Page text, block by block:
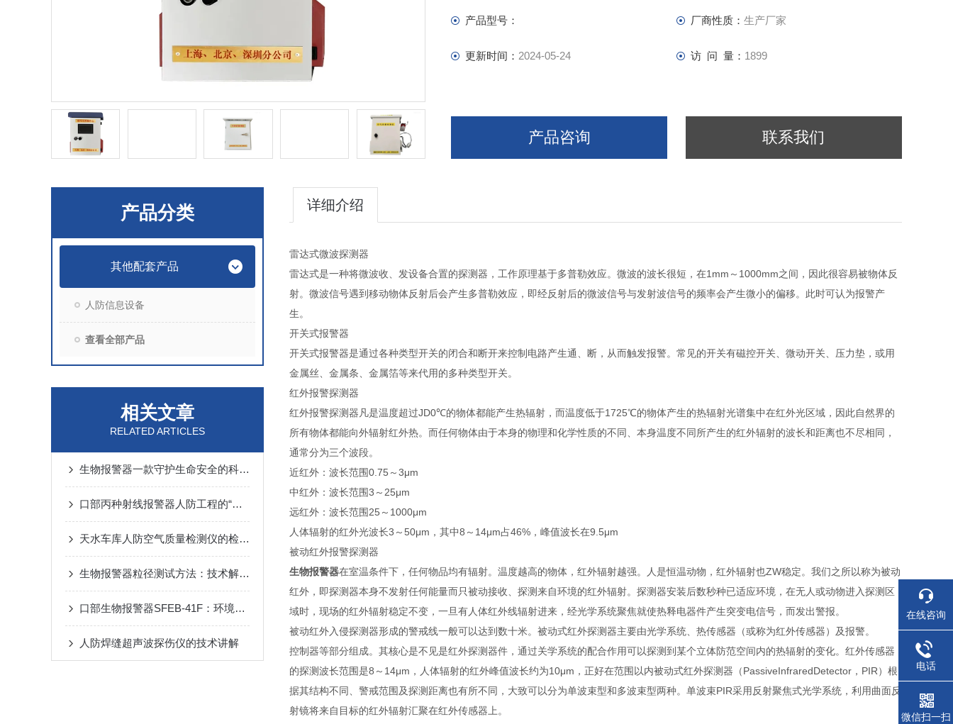
产品型号： 厂商性质： 生产厂家
更新时间： 2024-05-24 访 问 量： 1899
产品咨询 联系我们
产品分类
其他配套产品
人防信息设备
查看全部产品
相关文章
RELATED ARTICLES
生物报警器一款守护生命安全的科技哨兵
口部丙种射线报警器人防工程的“核生化”哨兵
天水车库人防空气质量检测仪的检测方法
生物报警器粒径测试方法：技术解析与应用要点
口部生物报警器SFEB-41F：环境生物因素变化的守护者
人防焊缝超声波探伤仪的技术讲解
详细介绍
雷达式微波探测器
雷达式是一种将微波收、发设备合置的探测器，工作原理基于多普勒效应。微波的波长很短，在1mm～1000mm之间，因此很容易被物体反
射。微波信号遇到移动物体反射后会产生多普勒效应，即经反射后的微波信号与发射波信号的频率会产生微小的偏移。此时可认为报警产
生。
开关式报警器
开关式报警器是通过各种类型开关的闭合和断开来控制电路产生通、断，从而触发报警。常见的开关有磁控开关、微动开关、压力垫，或用
金属丝、金属条、金属箔等来代用的多种类型开关。
红外报警探测器
红外报警探测器凡是温度超过JD0℃的物体都能产生热辐射，而温度低于1725℃的物体产生的热辐射光谱集中在红外光区域，因此自然界的
所有物体都能向外辐射红外热。而任何物体由于本身的物理和化学性质的不同、本身温度不同所产生的红外辐射的波长和距离也不尽相同，
通常分为三个波段。
近红外：波长范围0.75～3μm
中红外：波长范围3～25μm
远红外：波长范围25～1000μm
人体辐射的红外光波长3～50μm，其中8～14μm占46%，峰值波长在9.5μm
被动红外报警探测器
生物报警器在室温条件下，任何物品均有辐射。温度越高的物体，红外辐射越强。人是恒温动物，红外辐射也ZW稳定。我们之所以称为被动
红外，即探测器本身不发射任何能量而只被动接收、探测来自环境的红外辐射。探测器安装后数秒种已适应环境，在无人或动物进入探测区
域时，现场的红外辐射稳定不变，一旦有人体红外线辐射进来，经光学系统聚焦就使热释电器件产生突变电信号，而发出警报。
被动红外入侵探测器形成的警戒线一般可以达到数十米。被动式红外探测器主要由光学系统、热传感器（或称为红外传感器）及报警。
控制器等部分组成。其核心是不见是红外探测器件，通过关学系统的配合作用可以探测到某个立体防范空间内的热辐射的变化。红外传感器
的探测波长范围是8～14μm，人体辐射的红外峰值波长约为10μm，正好在范围以内被动式红外探测器（PassiveInfraredDetector，PIR）根
据其结构不同、警戒范围及探测距离也有所不同，大致可以分为单波束型和多波束型两种。单波束PIR采用反射聚焦式光学系统，利用曲面反
射镜将来自目标的红外辐射汇聚在红外传感器上。
在线咨询
电话
微信扫一扫